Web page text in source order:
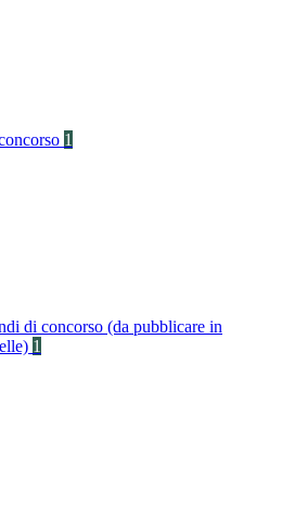
1
di concorso (da pubblicare in
1